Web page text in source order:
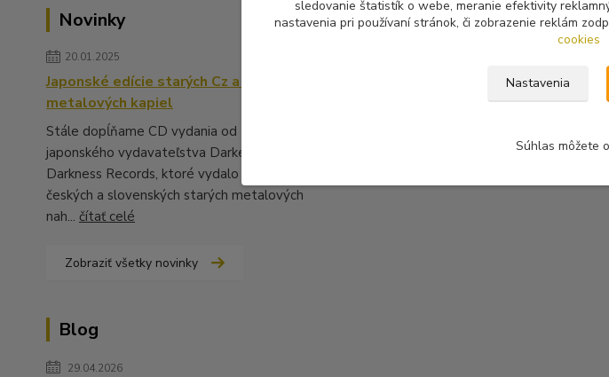
Novinky
20.01.2025
Japonské edície starých Cz a Sk
metalových kapiel
Stále dopĺňame CD vydania od
japonského vydavateľstva Darker Than
Darkness Records, ktoré vydalo množstvo
českých a slovenských starých metalových
nah... čítať celé
Zobraziť všetky novinky
Blog
29.04.2026
sledovanie štatistík o webe, meranie efektivity
nastavenia pri používaní stránok, či zobrazenie reklám
cookies
Nastavenia
Súhlas môžete